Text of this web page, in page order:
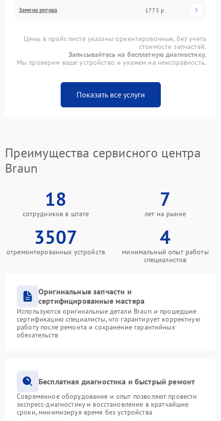
Замена ротора 1775 р
Цены в прайс-листе указаны ориентировочные, без учета
стоимости запчастей.
Записывайтесь на бесплатную диагностику.
Мы проверим ваше устройство и укажем на неисправность.
Показать все услуги
Преимущества сервисного центра
Braun
18
сотрудников в штате
7
лет на рынке
3507
отремонтированных устройств
4
минимальный опыт работы
специалистов
Оригинальные запчасти и
сертифицированные мастера
Используются оригинальные детали Braun и прошедшие
сертификацию специалисты, что гарантирует корректную
работу после ремонта и сохранение гарантийных
обязательств
Бесплатная диагностика и быстрый ремонт
Современное оборудование и опыт позволяют провести
экспресс-диагностику и восстановление в кратчайшие
сроки, минимизируя время без устройства